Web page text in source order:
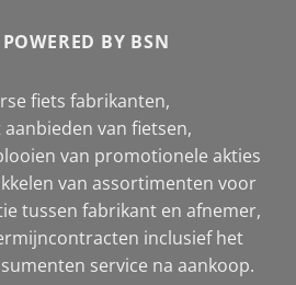
BY BSN
fiets fabrikanten,
van fietsen,
van promotionele akties
van assortimenten voor
tussen fabrikant en afnemer,
inclusief het
service na aankoop.